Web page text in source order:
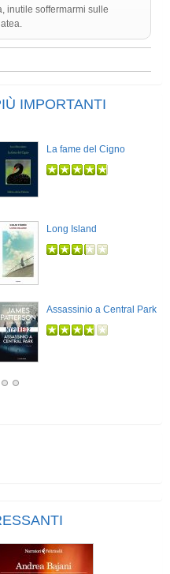
inutile soffermarmi sulle
IMPORTANTI
La fame del Cigno
Long Island
Assassinio a Central Park